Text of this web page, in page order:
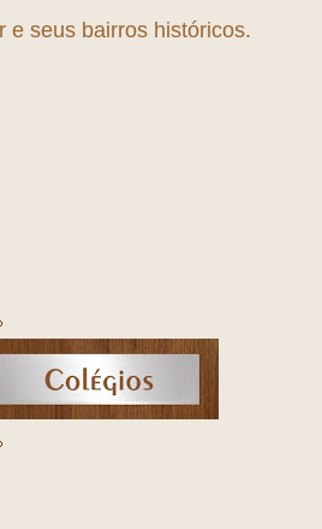
e seus bairros históricos.